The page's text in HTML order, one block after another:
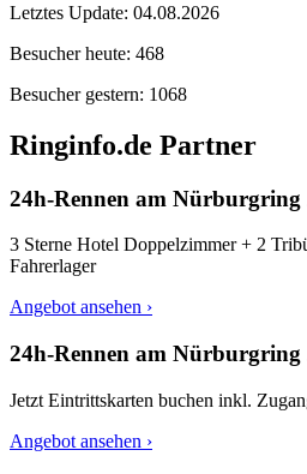
Letztes Update: 04.08.2026
Besucher heute: 468
Besucher gestern: 1068
Ringinfo.de Partner
24h-Rennen am Nürburgring
3 Sterne Hotel Doppelzimmer + 2
Fahrerlager
Angebot ansehen ›
24h-Rennen am Nürburgring
Jetzt Eintrittskarten buchen inkl.
Angebot ansehen ›